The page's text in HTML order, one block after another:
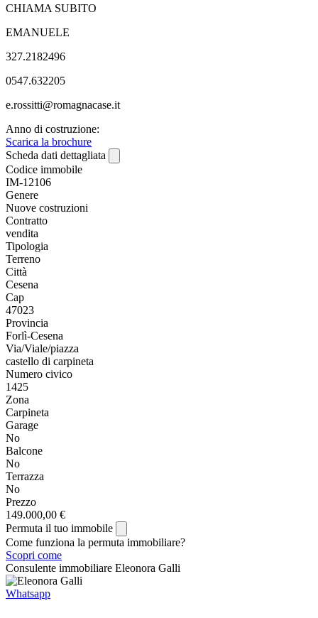
CHIAMA SUBITO
EMANUELE
327.2182496
0547.632205
e.rossitti@romagnacase.it
Anno di costruzione:
Scarica la brochure
Scheda dati dettagliata
Codice immobile
IM-12106
Genere
Nuove costruzioni
Contratto
vendita
Tipologia
Terreno
Città
Cesena
Cap
47023
Provincia
Forlì-Cesena
Via/Viale/piazza
castello di carpineta
Numero civico
1425
Zona
Carpineta
Garage
No
Balcone
No
Terrazza
No
Prezzo
149.000,00 €
Permuta il tuo immobile
Come funziona la permuta immobiliare?
Scopri come
Consulente immobiliare Eleonora Galli
Whatsapp